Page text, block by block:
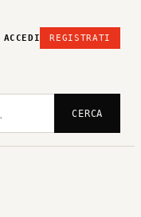
ACCEDI REGISTRATI
CERCA